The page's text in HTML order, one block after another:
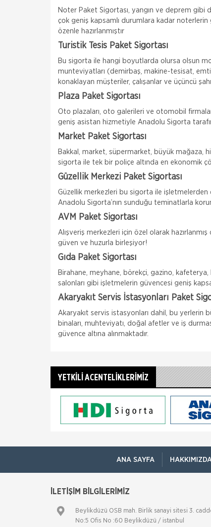
Noter Paket Sigortası, yangın ve deprem gibi
çok geniş kapsamlı durumlara kadar noterlerin
özenle hazırlanmıştır
Turistik Tesis Paket Sigortası
Bu sigorta ile hangi boyutlarda olursa olsun
munteviyatları (demirbaş, makine-tesisat,
konaklayan müşteriler, çalışanlar ve üçüncü
Plaza Paket Sigortası
Oto plazaları, oto galerileri ve otomobil
geniş asistan hizmetiyle Anadolu Sigorta
Market Paket Sigortası
Bakkal, market, süpermarket, büyük mağaza,
sigorta ile tek bir poliçe altında en ekonomik
Güzellik Merkezi Paket Sigortası
Güzellik merkezleri bu sigorta ile işletmelerden
Anadolu Sigorta’nın sunduğu teminatlarla
AVM Paket Sigortası
Alışveriş merkezleri için özel olarak
güven ve huzurla birleşiyor!
Gıda Paket Sigortası
Birahane, meyhane, börekçi, gazino,
salonları gibi işletmelerin güvencesi geniş
Akaryakıt Servis İstasyonları Paket
Akaryakıt servis istasyonları dahil, bu
binaları, muhteviyatı, doğal afetler ve iş
güvence altına alınmaktadır.
YETKİLİ ACENTELİKLERİMİZ
ANA SAYFA
İLETİŞİM BİLGİLERİMİZ
Beylikdüzü OSB mah. Birlik sanayi sitesi 3.
No:5 Ofis No :60 Beylikdüzü / istanbul